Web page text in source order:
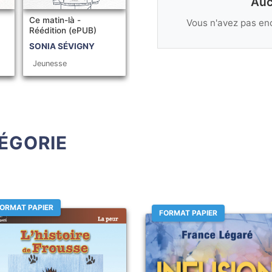
Ce matin-là -
Réédition (ePUB)
SONIA SÉVIGNY
Jeunesse
Vous n'avez pas
PAPIER
FORMAT PAPIER